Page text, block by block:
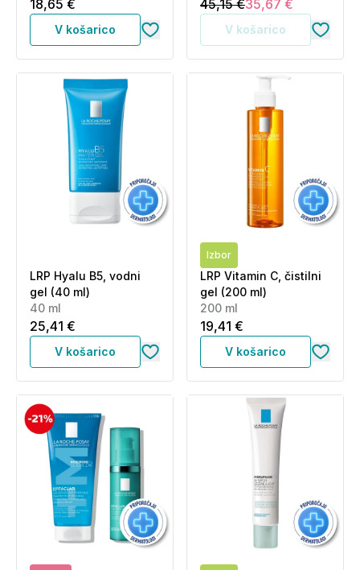
18,65 €
V košarico
45,15 €35,67 €
V košarico
LRP Hyalu B5, vodni
gel (40 ml)
40 ml
25,41 €
V košarico
Izbor
LRP Vitamin C, čistilni
gel (200 ml)
200 ml
19,41 €
V košarico